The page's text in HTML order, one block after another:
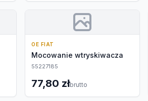
OE FIAT
Mocowanie wtryskiwacza
55227185
77,80 złbrutto